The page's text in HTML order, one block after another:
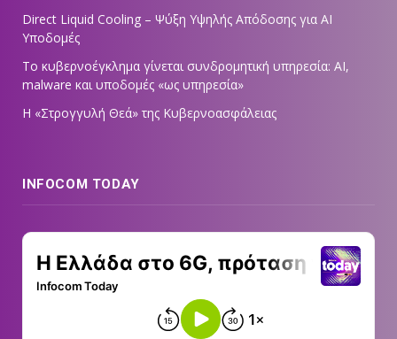
Direct Liquid Cooling – Ψύξη Υψηλής Απόδοσης για AI
Υποδομές
Το κυβερνοέγκλημα γίνεται συνδρομητική υπηρεσία: AI,
malware και υποδομές «ως υπηρεσία»
Η «Στρογγυλή Θεά» της Κυβερνοασφάλειας
INFOCOM TODAY